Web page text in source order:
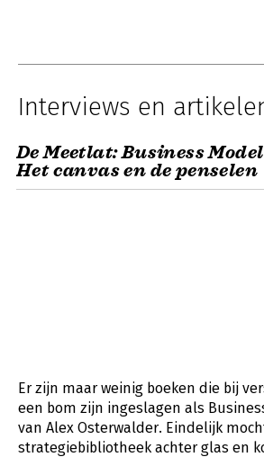
Interviews en
De Meetlat: Business
Het canvas en de penselen
Er zijn maar weinig boeken die bij
een bom zijn ingeslagen als
van Alex Osterwalder. Eindelijk
strategiebibliotheek achter glas en